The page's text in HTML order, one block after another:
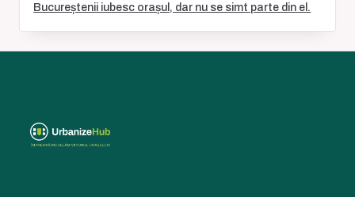
Bucureștenii iubesc orașul, dar nu se simt parte din el.